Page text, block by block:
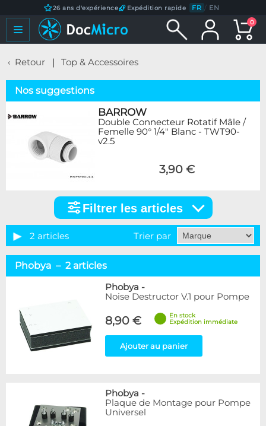
26 ans d'expérience Expédition rapide FR / EN
0
Retour Top & Accessoires
Nos suggestions
BARROW
Double Connecteur Rotatif Mâle /
Femelle 90° 1/4" Blanc - TWT90-
v2.5
3,90 €
articles
Marque
Alphacool
1
10
Cooling.fr
Eheim
EK Water Blocks
6
Innovatek
1
Disponibilité / Promotions
Articles en stock
Filtrer les articles
2 articles Trier par
Phobya – 2 articles
Phobya -
Noise Destructor V.1 pour Pompe
8,90 €
En stock
Expédition immédiate
Ajouter au panier
Phobya -
Plaque de Montage pour Pompe
Universel